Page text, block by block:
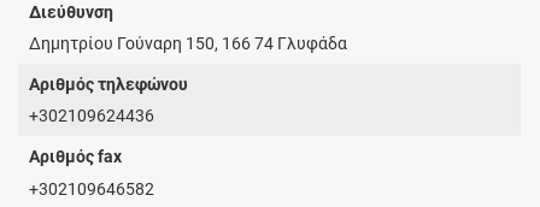
Διεύθυνση
Δημητρίου Γούναρη 150, 166 74 Γλυφάδα
Αριθμός τηλεφώνου
+302109624436
Αριθμός fax
+302109646582